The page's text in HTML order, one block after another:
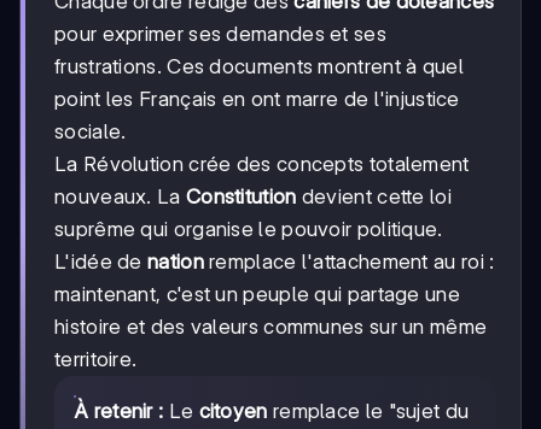
pour exprimer ses demandes et ses
frustrations. Ces documents montrent à quel
point les Français en ont marre de l'injustice
sociale.
La Révolution crée des concepts totalement
nouveaux. La Constitution devient cette loi
suprême qui organise le pouvoir politique.
L'idée de nationremplace l'attachement au roi :
maintenant, c'est un peuple qui partage une
histoire et des valeurs communes sur un même
territoire.
À retenir : Le citoyen remplace le "sujet du